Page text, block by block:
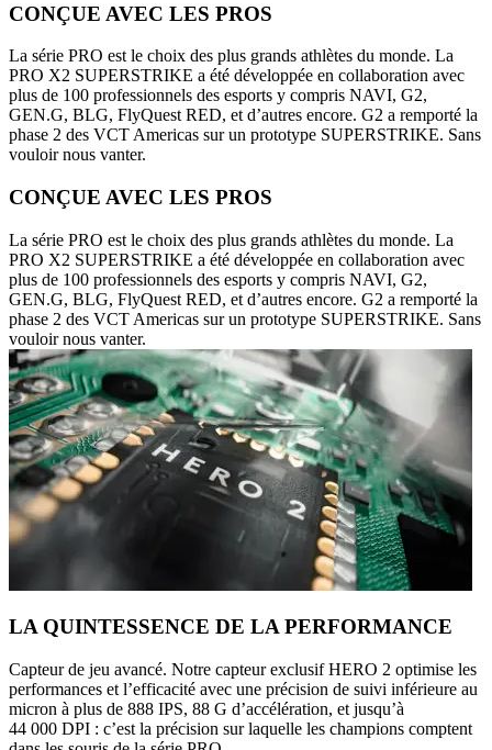
CONÇUE AVEC LES PROS
La série PRO est le choix des plus grands athlètes du monde. La
PRO X2 SUPERSTRIKE a été développée en collaboration avec
plus de 100 professionnels des esports y compris NAVI, G2,
GEN.G, BLG, FlyQuest RED, et d’autres encore. G2 a remporté la
phase 2 des VCT Americas sur un prototype SUPERSTRIKE. Sans
vouloir nous vanter.
CONÇUE AVEC LES PROS
La série PRO est le choix des plus grands athlètes du monde. La
PRO X2 SUPERSTRIKE a été développée en collaboration avec
plus de 100 professionnels des esports y compris NAVI, G2,
GEN.G, BLG, FlyQuest RED, et d’autres encore. G2 a remporté la
phase 2 des VCT Americas sur un prototype SUPERSTRIKE. Sans
vouloir nous vanter.
LA QUINTESSENCE DE LA PERFORMANCE
Capteur de jeu avancé. Notre capteur exclusif HERO 2 optimise les
performances et l’efficacité avec une précision de suivi inférieure au
micron à plus de 888 IPS, 88 G d’accélération, et jusqu’à
44 000 DPI : c’est la précision sur laquelle les champions comptent